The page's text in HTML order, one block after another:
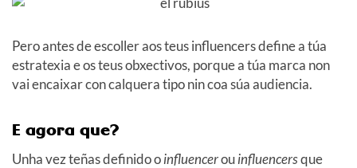
Pero antes de escoller aos teus influencers define a túa
estratexia e os teus obxectivos, porque a túa marca non
vai encaixar con calquera tipo nin coa súa audiencia.
E agora que?
Unha vez teñas definido oinfluencerouinfluencersque